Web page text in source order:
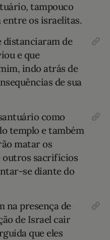
tampouco
os israelitas.
distanciaram de
e que
indo atrás de
de sua
como
templo e também
matar os
outros sacrifícios
se diante do
na presença de
de Israel cair
que eles